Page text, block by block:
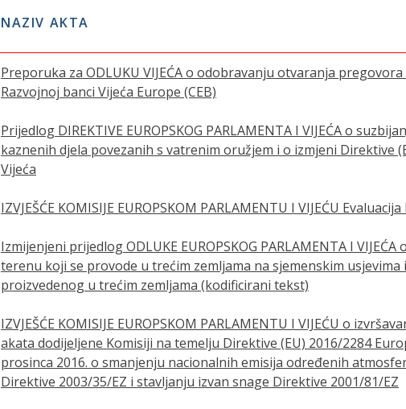
NAZIV AKTA
Preporuka za ODLUKU VIJEĆA o odobravanju otvaranja
Razvojnoj banci Vijeća Europe (CEB)
Prijedlog DIREKTIVE EUROPSKOG PARLAMENTA I VIJEĆA o
kaznenih djela povezanih s vatrenim oružjem i o izmjeni Direktive
Vijeća
IZVJEŠĆE KOMISIJE EUROPSKOM PARLAMENTU I VIJEĆU
Izmijenjeni prijedlog ODLUKE EUROPSKOG PARLAMENTA I
terenu koji se provode u trećim zemljama na sjemenskim
proizvedenog u trećim zemljama (kodificirani tekst)
IZVJEŠĆE KOMISIJE EUROPSKOM PARLAMENTU I VIJEĆU o
akata dodijeljene Komisiji na temelju Direktive (EU) 2016/2284
prosinca 2016. o smanjenju nacionalnih emisija određenih
Direktive 2003/35/EZ i stavljanju izvan snage Direktive 2001/81/EZ